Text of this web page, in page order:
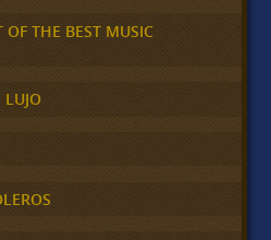
THE BEST MUSIC